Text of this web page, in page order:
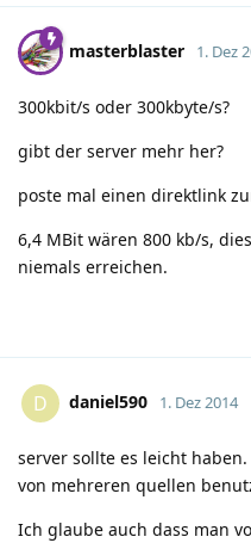
masterblaster 1. Dez
300kbit/s oder 300kbyte/s?
gibt der server mehr her?
poste mal einen direktlink
6,4 MBit wären 800 kb/s,
niemals erreichen.
D daniel590 1. Dez 2014
server sollte es leicht
von mehreren quellen
Ich glaube auch dass man